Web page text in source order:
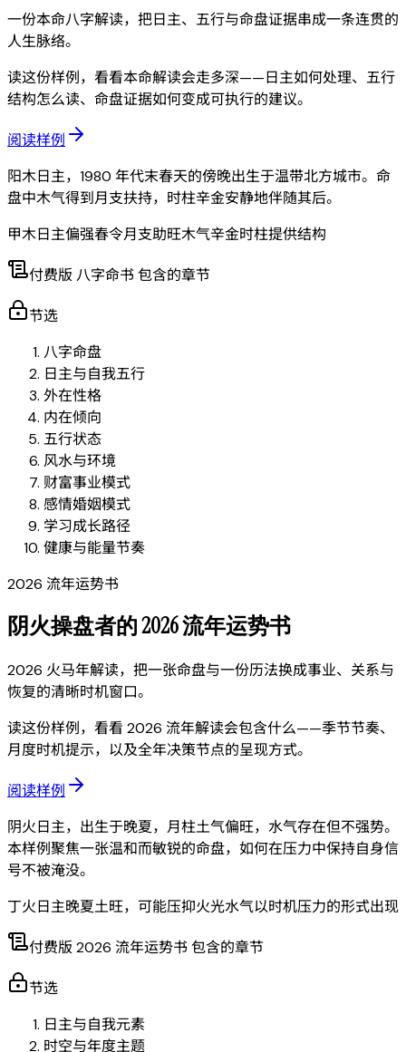
一份本命八字解读，把日主、五行与命盘证据串成一条连贯的
人生脉络。
读这份样例，看看本命解读会走多深——日主如何处理、五行
结构怎么读、命盘证据如何变成可执行的建议。
阅读样例
阳木日主，1980 年代末春天的傍晚出生于温带北方城市。命
盘中木气得到月支扶持，时柱辛金安静地伴随其后。
甲木日主偏强春令月支助旺木气辛金时柱提供结构
付费版 八字命书 包含的章节
节选
八字命盘
日主与自我五行
外在性格
内在倾向
五行状态
风水与环境
财富事业模式
感情婚姻模式
学习成长路径
健康与能量节奏
2026 流年运势书
阴火操盘者的 2026 流年运势书
2026 火马年解读，把一张命盘与一份历法换成事业、关系与
恢复的清晰时机窗口。
读这份样例，看看 2026 流年解读会包含什么——季节节奏、
月度时机提示，以及全年决策节点的呈现方式。
阅读样例
阴火日主，出生于晚夏，月柱土气偏旺，水气存在但不强势。
本样例聚焦一张温和而敏锐的命盘，如何在压力中保持自身信
号不被淹没。
丁火日主晚夏土旺，可能压抑火光水气以时机压力的形式出现
付费版 2026 流年运势书 包含的章节
节选
日主与自我元素
时空与年度主题